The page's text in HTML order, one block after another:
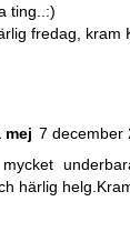
ting..:)
fredag, kram
mej 7 december
härlig